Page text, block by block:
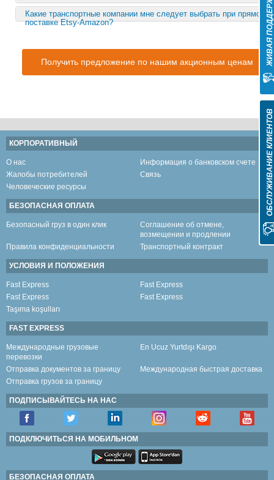
Какие транспортные компании мне следует выбрать при прямой
поставке Etsy-Amazon?
Получить предложение по нашим акционным ценам
КОРПОРАТИВНЫЙ
О нас
Информация о банковском счете
Жалобы потребителей
Связь
Человеческие ресурсы
БЕЗОПАСНАЯ ОПЛАТА
Безопасный груз в один клик
Соглашение об отмене,
возмещении и продлении
Правила конфиденциальности
Транспортный контракт
УСЛОВИЯ И ПОЛОЖЕНИЯ
Fast Express
Fast Express
Fast Express
Fast Express
Taşıma koşulları
FAST EXPRESS
Международные грузовые
перевозки
En Ucuz Yurtdışı Kargo
Отправка документов за границу
Международная быстрая доставка
Отправка грузов за границу
ПОДПИСЫВАЙТЕСЬ НА НАС
ПОДКЛЮЧИТЬСЯ НА МОБИЛЬНОМ
БЕЗОПАСНАЯ ОПЛАТА
ОБСЛУЖИВАНИЕ КЛИЕНТОВ
ЖИВАЯ ПОДДЕРЖКА